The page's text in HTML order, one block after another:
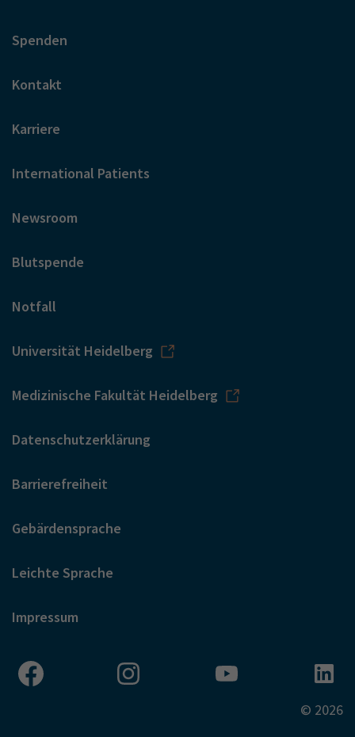
Spenden
Kontakt
Karriere
International Patients
Newsroom
Blutspende
Notfall
Universität Heidelberg
Medizinische Fakultät Heidelberg
Datenschutzerklärung
Barrierefreiheit
Gebärdensprache
Leichte Sprache
Impressum
© 2026